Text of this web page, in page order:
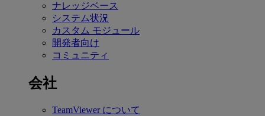
ナレッジベース
システム状況
カスタム モジュール
開発者向け
コミュニティ
会社
TeamViewer について